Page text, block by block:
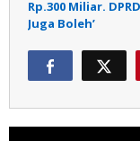
Rp.300 Miliar.
Juga Boleh’